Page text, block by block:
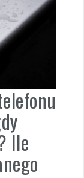
Ile